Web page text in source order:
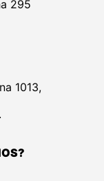
295
1013,